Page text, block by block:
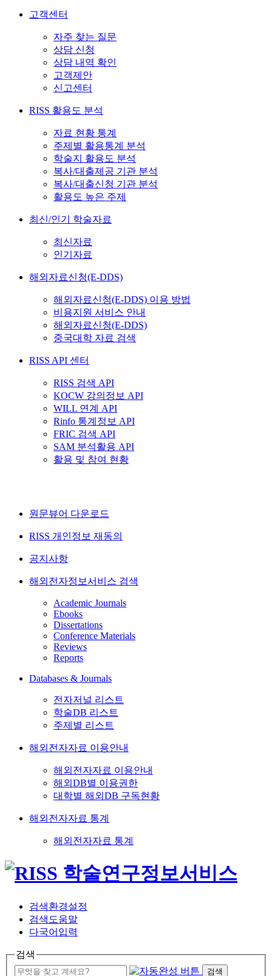
고객센터
자주 찾는 질문
상담 신청
상담 내역 확인
고객제안
신고센터
RISS 활용도 분석
자료 현황 통계
주제별 활용통계 분석
학술지 활용도 분석
복사/대출제공 기관 분석
복사/대출신청 기관 분석
활용도 높은 주제
최신/인기 학술자료
최신자료
인기자료
해외자료신청(E-DDS)
해외자료신청(E-DDS) 이용 방법
비용지원 서비스 안내
해외자료신청(E-DDS)
중국대학 자료 검색
RISS API 센터
RISS 검색 API
KOCW 강의정보 API
WILL 연계 API
Rinfo 통계정보 API
FRIC 검색 API
SAM 분석활용 API
활용 및 참여 현황
원문뷰어 다운로드
RISS 개인정보 재동의
공지사항
해외전자정보서비스 검색
Academic Journals
Ebooks
Dissertations
Conference Materials
Reviews
Reports
Databases & Journals
전자저널 리스트
학술DB 리스트
주제별 리스트
해외전자자료 이용안내
해외전자자료 이용안내
해외DB별 이용권한
대학별 해외DB 구독현황
해외전자자료 통계
해외전자자료 통계
검색환경설정
검색도움말
다국어입력
검색
검색